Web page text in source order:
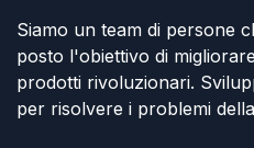
Siamo un team di persone
posto l'obiettivo di
prodotti rivoluzionari.
per risolvere i problemi